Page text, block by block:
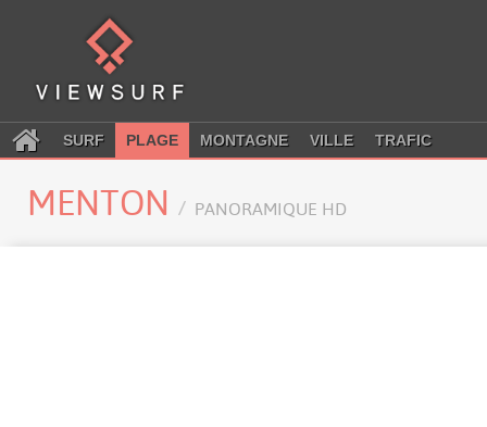
SURF PLAGE MONTAGNE VILLE TRAFIC
MENTON PANORAMIQUE HD